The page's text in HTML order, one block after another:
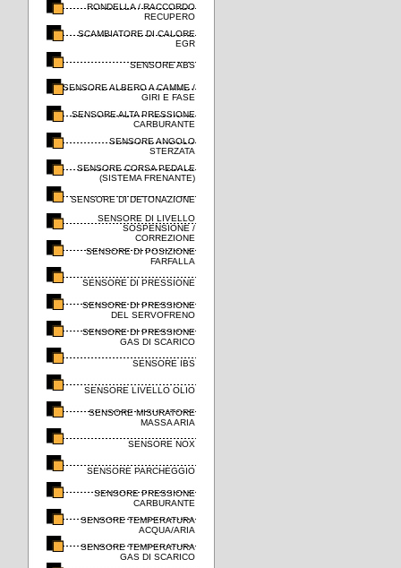
RONDELLA / RACCORDO
RECUPERO
SCAMBIATORE DI CALORE
EGR
SENSORE ABS
SENSORE ALBERO A CAMME /
GIRI E FASE
SENSORE ALTA PRESSIONE
CARBURANTE
SENSORE ANGOLO
STERZATA
SENSORE CORSA PEDALE
(SISTEMA FRENANTE)
SENSORE DI DETONAZIONE
SENSORE DI LIVELLO
SOSPENSIONE /
CORREZIONE
SENSORE DI POSIZIONE
FARFALLA
SENSORE DI PRESSIONE
SENSORE DI PRESSIONE
DEL SERVOFRENO
SENSORE DI PRESSIONE
GAS DI SCARICO
SENSORE IBS
SENSORE LIVELLO OLIO
SENSORE MISURATORE
MASSA ARIA
SENSORE NOX
SENSORE PARCHEGGIO
SENSORE PRESSIONE
CARBURANTE
SENSORE TEMPERATURA
ACQUA/ARIA
SENSORE TEMPERATURA
GAS DI SCARICO